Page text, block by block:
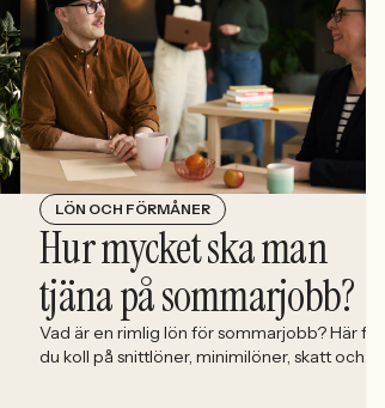
LÖN OCH FÖRMÅNER
Hur mycket ska man
tjäna på sommarjobb?
Vad är en rimlig lön för sommarjobb? Här får
du koll på snittlöner, minimilöner, skatt och